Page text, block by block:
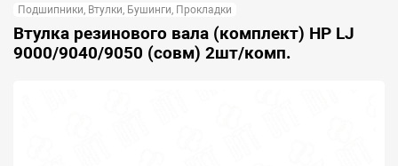
Устройство:
Сначала выберите бренд
Подшипники, Втулки, Бушинги, Прокладки
Втулка резинового вала (комплект) HP LJ
9000/9040/9050 (совм) 2шт/комп.